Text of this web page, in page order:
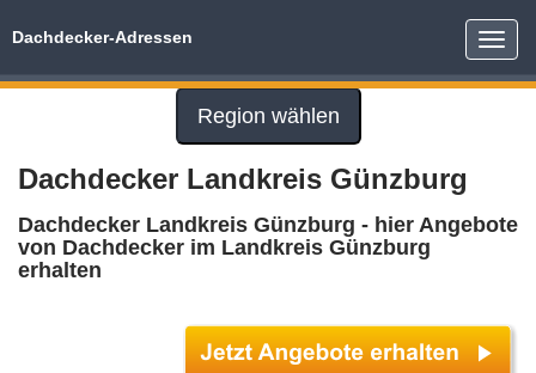
Toggle
Dachdecker-Adressen
Region wählen
Dachdecker Landkreis Günzburg
Dachdecker Landkreis Günzburg - hier Angebote
von Dachdecker im Landkreis Günzburg
erhalten